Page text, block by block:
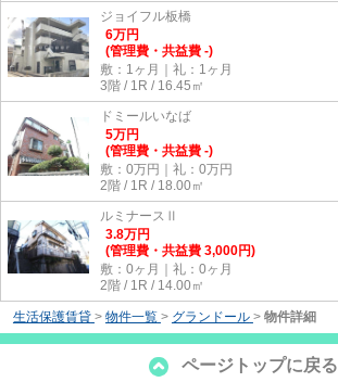
ジョイフル板橋
6万円
(管理費・共益費 -)
敷：1ヶ月｜礼：1ヶ月
3階 / 1R / 16.45㎡
ドミールいなば
5万円
(管理費・共益費 -)
敷：0万円｜礼：0万円
2階 / 1R / 18.00㎡
ルミナースⅡ
3.8万円
(管理費・共益費 3,000円)
敷：0ヶ月｜礼：0ヶ月
2階 / 1R / 14.00㎡
生活保護賃貸 > 物件一覧 > グランドール > 物件詳細
ページトップに戻る